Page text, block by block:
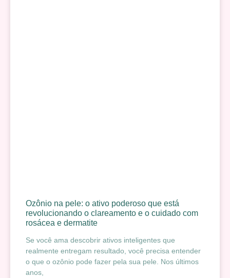
Ozônio na pele: o ativo poderoso que está
revolucionando o clareamento e o cuidado com
rosácea e dermatite
Se você ama descobrir ativos inteligentes que
realmente entregam resultado, você precisa entender
o que o ozônio pode fazer pela sua pele. Nos últimos
anos,